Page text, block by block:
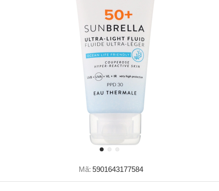
Mã: 5901643177584